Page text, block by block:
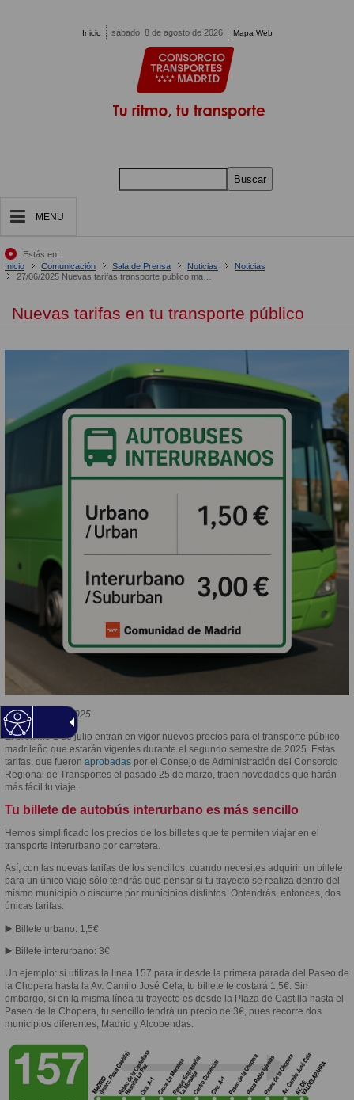
Inicio sábado, 8 de agosto de 2026 Mapa Web
Buscar
MENU
Estás en:
Inicio
Comunicación Sala de Prensa Noticias
Noticias
Nuevas tarifas en tu transporte público
27 de junio de 2025
El próximo 1 de julio entran en vigor nuevos precios para el transporte público
madrileño que estarán vigentes durante el segundo semestre de 2025. Estas
tarifas, que fueron aprobadas por el Consejo de Administración del Consorcio
Regional de Transportes el pasado 25 de marzo, traen novedades que harán
más fácil tu viaje.
Tu billete de autobús interurbano es más sencillo
Hemos simplificado los precios de los billetes que te permiten viajar en el
transporte interurbano por carretera.
Así, con las nuevas tarifas de los sencillos, cuando necesites adquirir un billete
para un único viaje sólo tendrás que pensar si tu trayecto se realiza dentro del
mismo municipio o discurre por municipios distintos. Obtendrás, entonces, dos
únicas tarifas:
▶️ Billete urbano: 1,5€
▶️ Billete interurbano: 3€
Un ejemplo: si utilizas la línea 157 para ir desde la primera parada del Paseo de
la Chopera hasta la Av. Camilo José Cela, tu billete te costará 1,5€. Sin
embargo, si en la misma línea tu trayecto es desde la Plaza de Castilla hasta el
Paseo de la Chopera, tu sencillo tendrá un precio de 3€, pues recorre dos
municipios diferentes, Madrid y Alcobendas.